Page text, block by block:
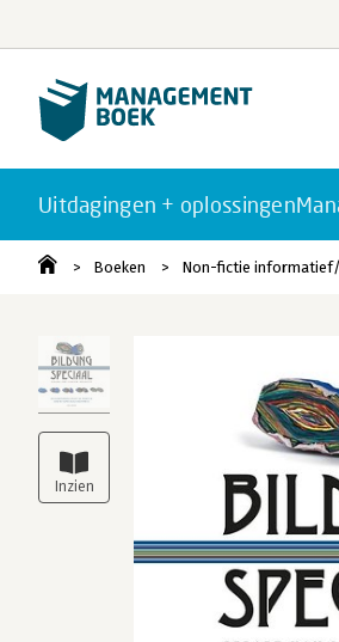
Uitdagingen + oplossingen
Boeken Non-fictie